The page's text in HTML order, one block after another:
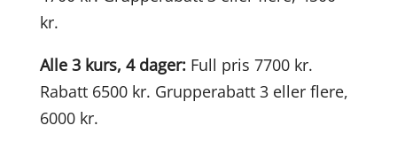
kr.
Alle 3 kurs, 4 dager:Full pris 7700 kr.
Rabatt 6500 kr. Grupperabatt 3 eller flere,
6000 kr.